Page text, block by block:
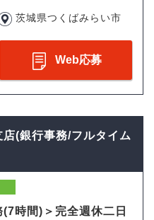
茨城県つくばみらい市
Web応募
(銀行事務/フルタイム
時間)＞完全週休二日